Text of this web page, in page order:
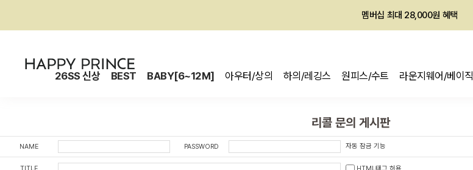
멤버십 최대 28,000원 혜택
26SS 신상 BEST BABY[6~12M] 아우터/상의 하의/레깅스 원피스/수트 라운지웨어/베이직
리콜 문의 게시판
NAME PASSWORD 자동 잠금 기능